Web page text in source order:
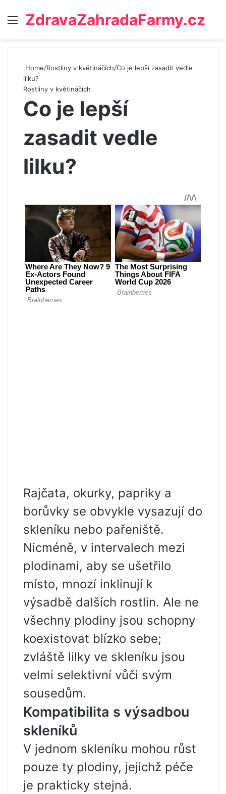
Menu
ZdravaZahradaFarmy.cz
Home/Rostliny v květináčích/Co je lepší zasadit vedle
lilku?
Rostliny v květináčích
Co je lepší
zasadit vedle
lilku?
Rajčata, okurky, papriky a
borůvky se obvykle vysazují do
skleníku nebo pařeniště.
Nicméně, v intervalech mezi
plodinami, aby se ušetřilo
místo, mnozí inklinují k
výsadbě dalších rostlin. Ale ne
všechny plodiny jsou schopny
koexistovat blízko sebe;
zvláště lilky ve skleníku jsou
velmi selektivní vůči svým
sousedům.
Kompatibilita s výsadbou
skleníků
V jednom skleníku mohou růst
pouze ty plodiny, jejichž péče
je prakticky stejná.